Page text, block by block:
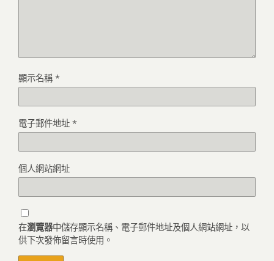
顯示名稱 *
電子郵件地址 *
個人網站網址
在瀏覽器中儲存顯示名稱、電子郵件地址及個人網站網址，以
供下次發佈留言時使用。